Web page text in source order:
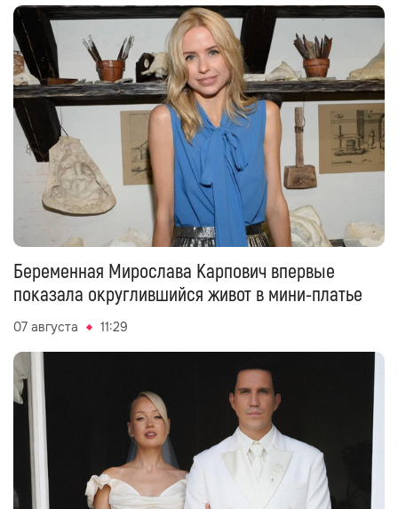
Беременная Мирослава Карпович впервые
показала округлившийся живот в мини-платье
07 августа 11:29